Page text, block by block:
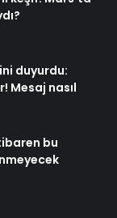
duyurdu:
Mesaj nasıl
bu